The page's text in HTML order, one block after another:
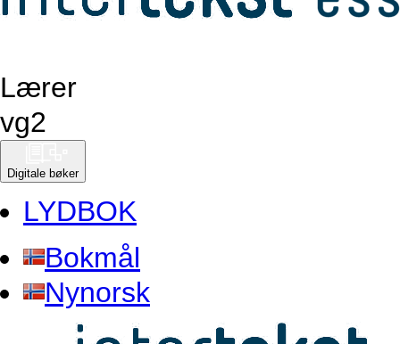
Lærer
vg2
Digitale bøker
LYDBOK
Bokmål
Nynorsk